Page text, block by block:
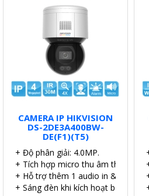
CAMERA IP HIKVISION
DS-2DE3A400BW-
DE(F1)(T5)
+ Độ phân giải: 4.0MP.
+ Tích hợp micro thu âm thanh.
+ Hỗ trợ thêm 1 audio in & 1
+ Sáng đèn khi kích hoạt báo động.